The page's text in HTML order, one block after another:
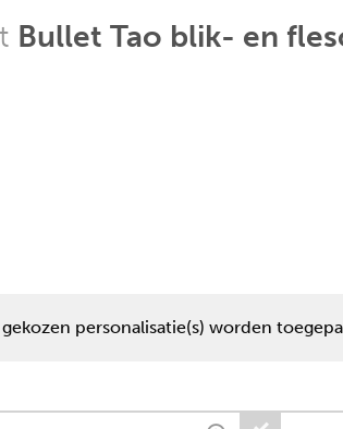
Bullet Tao blik- en
gekozen personalisatie(s) worden